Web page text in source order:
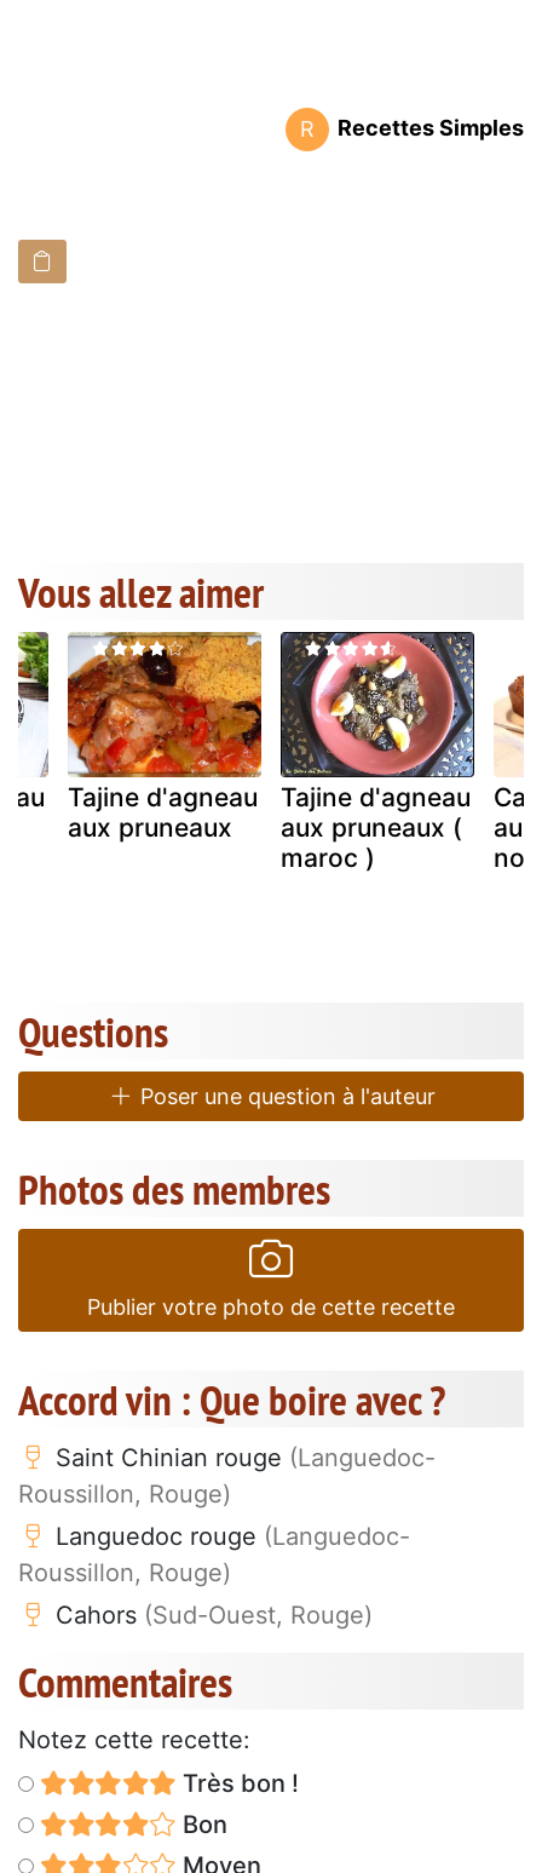
R Recettes Simples
Vous allez aimer
Tajine d'agneau
aux pruneaux
Tajine d'agneau
aux pruneaux (
maroc )
Questions
Poser une question à l'auteur
Photos des membres
Publier votre photo de cette recette
Accord vin : Que boire avec ?
Saint Chinian rouge (Languedoc-
Roussillon, Rouge)
Languedoc rouge (Languedoc-
Roussillon, Rouge)
Cahors (Sud-Ouest, Rouge)
Commentaires
Notez cette recette:
Très bon !
Bon
Moyen